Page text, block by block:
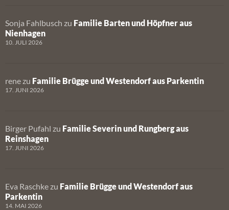
Sonja Fahlbusch zu Familie Barten und Höpfner aus
Nienhagen
10. JULI 2026
rene zu Familie Brügge und Westendorf aus Parkentin
17. JUNI 2026
Birger Pufahl zu Familie Severin und Rungberg aus
Reinshagen
17. JUNI 2026
Eva Raschke zu Familie Brügge und Westendorf aus
Parkentin
14. MAI 2026